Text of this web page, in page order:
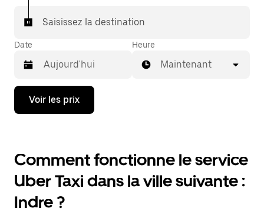
Saisissez la destination
Date
Appuyez
la
bas
pour
ouvrir
le
calendrier
et
Heure
Maintenant
Voir les prix
Comment fonctionne le service
Uber Taxi dans la ville suivante :
Indre ?